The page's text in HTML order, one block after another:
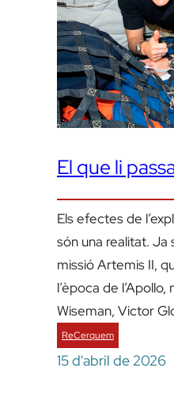
El que li
Els efectes de
són una realitat. Ja
missió Artemis II,
l’època de
Wiseman, Victor
ReCerquem
15 d'abril de 2026